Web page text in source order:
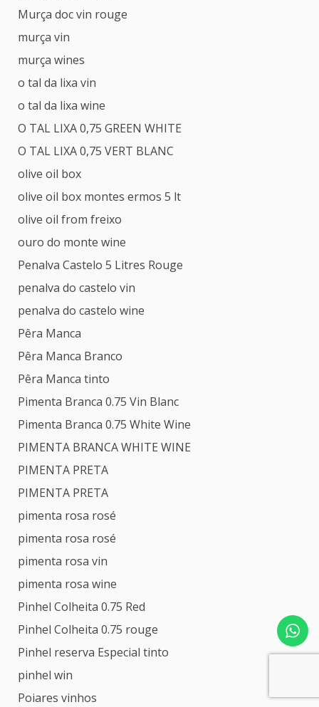
Murça doc vin rouge
murça vin
murça wines
o tal da lixa vin
o tal da lixa wine
O TAL LIXA 0,75 GREEN WHITE
O TAL LIXA 0,75 VERT BLANC
olive oil box
olive oil box montes ermos 5 lt
olive oil from freixo
ouro do monte wine
Penalva Castelo 5 Litres Rouge
penalva do castelo vin
penalva do castelo wine
Pêra Manca
Pêra Manca Branco
Pêra Manca tinto
Pimenta Branca 0.75 Vin Blanc
Pimenta Branca 0.75 White Wine
PIMENTA BRANCA WHITE WINE
PIMENTA PRETA
PIMENTA PRETA
pimenta rosa rosé
pimenta rosa rosé
pimenta rosa vin
pimenta rosa wine
Pinhel Colheita 0.75 Red
Pinhel Colheita 0.75 rouge
Pinhel reserva Especial tinto
pinhel win
Poiares vinhos